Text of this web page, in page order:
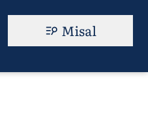
Misal